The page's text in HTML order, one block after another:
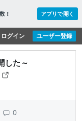
！ アプリで開く
ユーザー登録
ログイン
した～
0